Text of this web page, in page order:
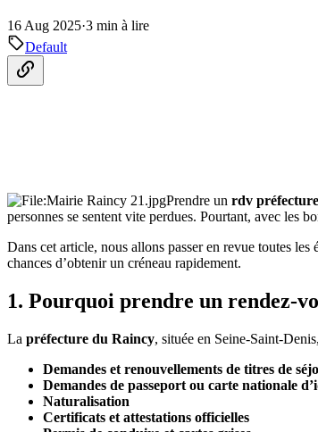
16 Aug 2025·3 min à lire
Default
Prendre un rdv
personnes se sentent vite perdues. Pourtant, avec les
Dans cet article, nous allons passer en revue toutes
chances d’obtenir un créneau rapidement.
1. Pourquoi prendre un rendez-
La préfecture du Raincy, située en Seine-Saint-
Demandes et renouvellements de titres de
Demandes de passeport ou carte nationale
Naturalisation
Certificats et attestations officielles